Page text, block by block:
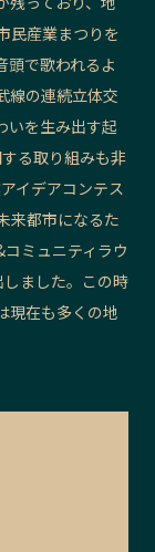
民産業まつりを
頭で歌われるよ
線の連続立体交
いを生み出す起
る取り組みも非
イデアコンテス
来都市になるた
ミュニティラウ
ました。この時
現在も多くの地